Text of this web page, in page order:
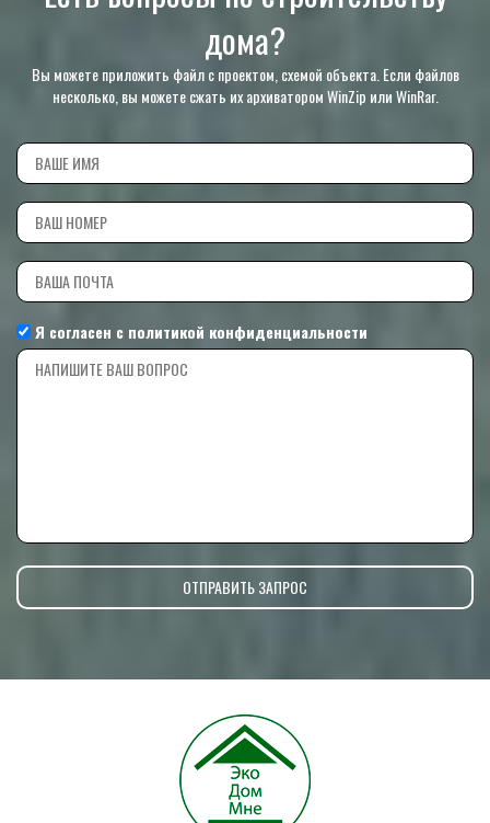
дома?
Вы можете приложить файл с проектом, схемой объекта. Если файлов
несколько, вы можете сжать их архиватором WinZip или WinRar.
Я согласен с политикой конфиденциальности